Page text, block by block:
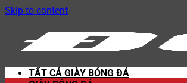
Skip to content
TẤT CẢ GIÀY BÓNG ĐÁ